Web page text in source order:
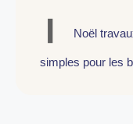
Noël
simples pour les